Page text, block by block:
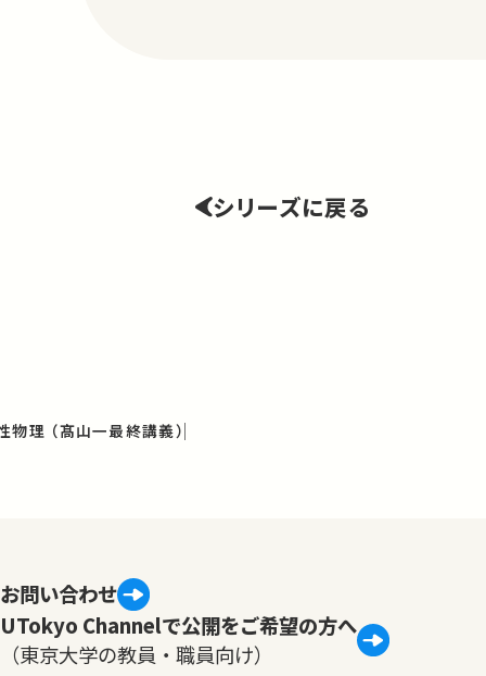
シリーズに戻る
物理 （髙山一最終講義）
お問い合わせ
UTokyo Channelで公開をご希望の方へ
（東京大学の教員・職員向け）